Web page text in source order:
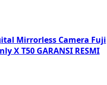
Mirrorless Camera Fuji
X T50 GARANSI RESMI